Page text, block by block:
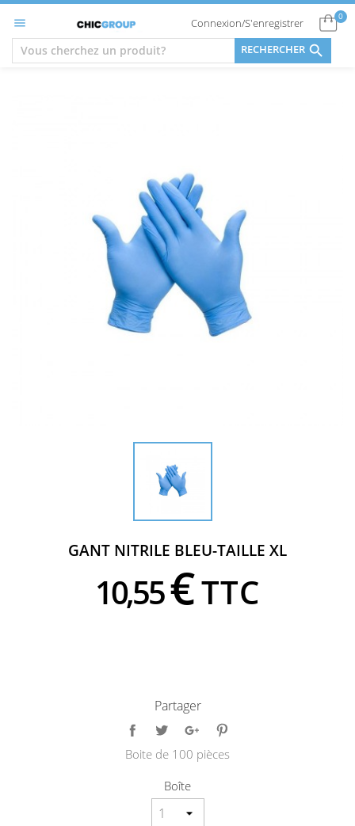
 0
Connexion/S'enregistrer
RECHERCHER 
GANT NITRILE BLEU-TAILLE XL
10,55€TTC
Partager
Boite de 100 pièces
Boîte